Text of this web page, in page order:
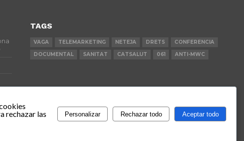
TAGS
VAGA TELEMARKETING NETEJA DRETS
CONFERENCIA
DOCUMENTAL
SANITAT CATSALUT 061 ANTI-MWC
rechazar las
Personalizar Rechazar todo Aceptar todo